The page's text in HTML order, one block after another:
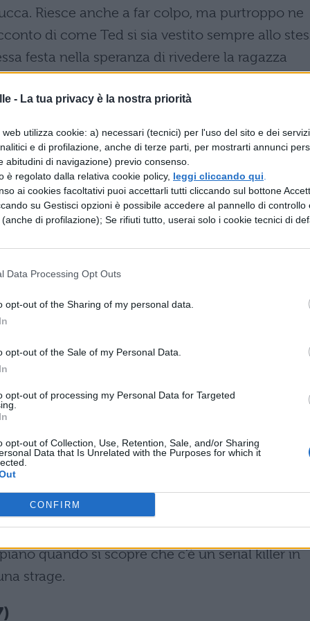
- La tua privacy è la nostra priorità
utilizza cookie: a) necessari (tecnici) per l'uso del sito e dei
e di profilazione, anche di terze parti, per mostrarti annunci
abitudini di navigazione) previo consenso.
è regolato dalla relativa cookie policy, leggi cliccando qui
ai cookies facoltativi puoi accettarli tutti cliccando sul bottone
su Gestisci opzioni è possibile accedere al pannello di controllo
di profilazione); Se rifiuti tutto, userai solo i cookie tecnici di
Data Processing Opt Outs
opt-out of the Sharing of my personal data.
opt-out of the Sale of my Personal Data.
opt-out of processing my Personal Data for Targeted
opt-out of Collection, Use, Retention, Sale, and/or Sharing
Data that Is Unrelated with the Purposes for which it
CONFIRM
Riesce anche a far colpo, ma purtroppo ne
di come Ted si sia vestito sempre allo
festa nella speranza di rivedere la ragazza
non andrà affatto bene).
– E04-05)
stagione ci fa capire perché il titolo sia Murder
vediamo comparire tutte le persone
e Violet escono insieme per la prima volta,
compiuta dal ragazzo svelano
sit-com, è diventato memorabile soprattutto
come il fidanzato della sorella gemella di
Catwoman, mentre Monica da Supergirl, e le
tra Chandler e Ross, costretti a battersi in una
l’intera puntata.
poteva mancare l’episodio horror, in cui i
alla quale invitano una misteriosa
tensioni sentimental – sessuali tra i
quando si scopre che c’è un serial killer in
strage.